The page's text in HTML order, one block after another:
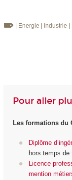
| Energie | Industrie
Pour aller
Les formations du
Diplôme
hors temps de
Licence
mention